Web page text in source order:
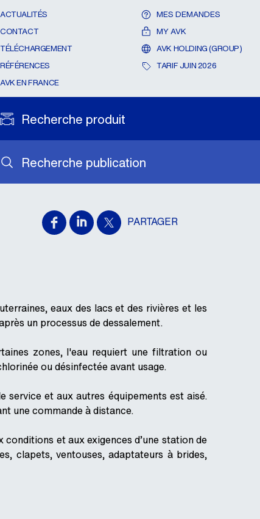
Recherche publication
Recherche produit
ACTUALITÉS
CONTACT
TÉLÉCHARGEMENT
RÉFÉRENCES
AVK EN FRANCE
MES DEMANDES
MY AVK
AVK HOLDING (GROUP)
TARIF JUIN 2026
PARTAGER
eaux des lacs et des rivières et les
un processus de dessalement.
zones, l'eau requiert une filtration ou
ou désinfectée avant usage.
service et aux autres équipements est aisé.
une commande à distance.
et aux exigences d’une station de
clapets, ventouses, adaptateurs à brides,